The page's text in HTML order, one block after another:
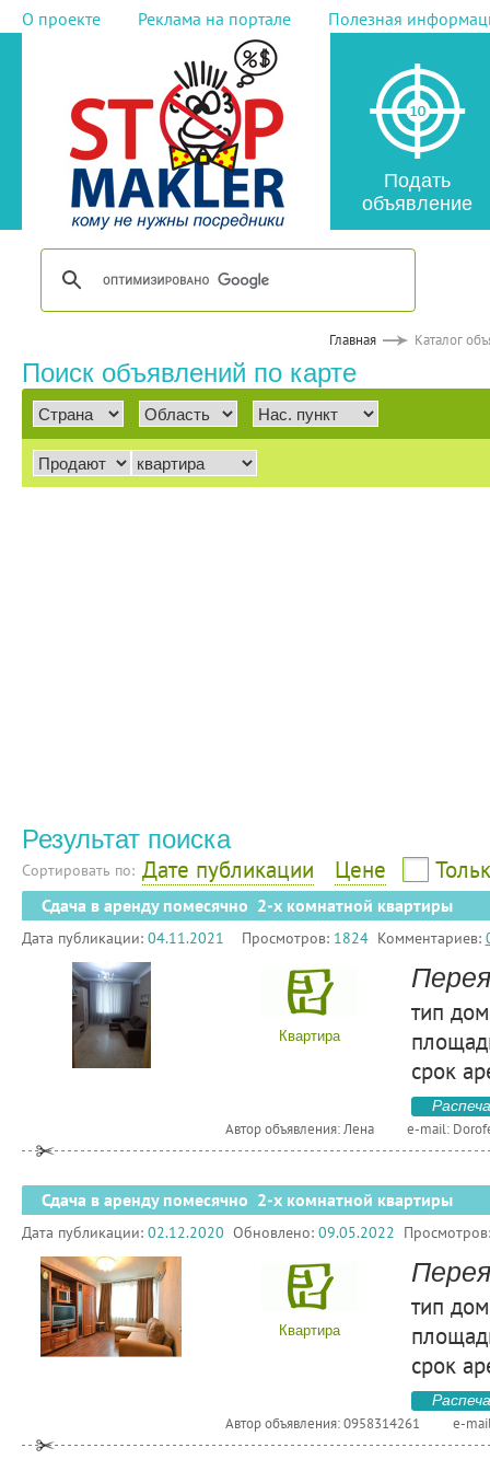
О проекте Реклама на портале Полезная
Подать
объявление
Главная Каталог
Поиск объявлений по карте
Результат поиска
Сортировать по: Дате публикации Цене
Сдача в аренду помесячно 2-х комнатной квартиры
Дата публикации: 04.11.2021 Просмотров: 1824 Комментариев:
Квартира
тип
срок
Автор объявления: Лена e-mail:
Сдача в аренду помесячно 2-х комнатной квартиры
Дата публикации: 02.12.2020 Обновлено: 09.05.2022
Квартира
тип
срок
Автор объявления: 0958314261 e-